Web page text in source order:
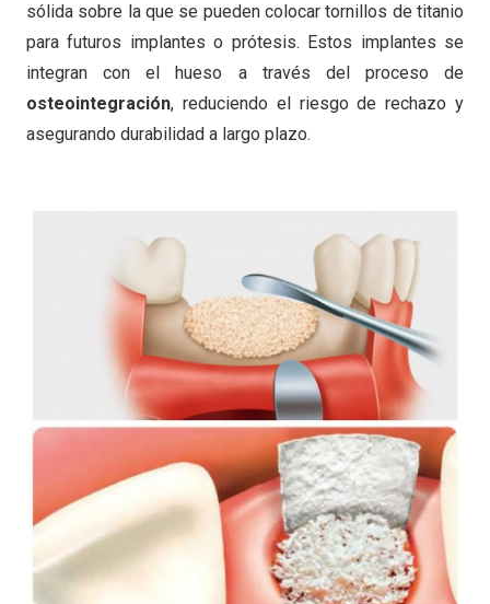
sólida sobre la que se pueden colocar tornillos de titanio
para futuros implantes o prótesis. Estos implantes se
integran con el hueso a través del proceso de
osteointegración, reduciendo el riesgo de rechazo y
asegurando durabilidad a largo plazo.